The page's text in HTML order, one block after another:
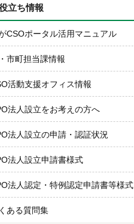
立ち情報
CSOポータル活用マニュアル
市町担当課情報
活動支援オフィス情報
法人設立をお考えの方へ
法人設立の申請・認証状況
法人設立申請書様式
法人認定・特例認定申請書等様式
ある質問集